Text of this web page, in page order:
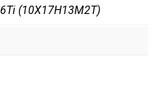
(10Х17Н13М2Т)